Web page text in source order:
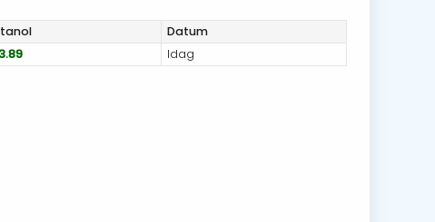
Datum
Idag